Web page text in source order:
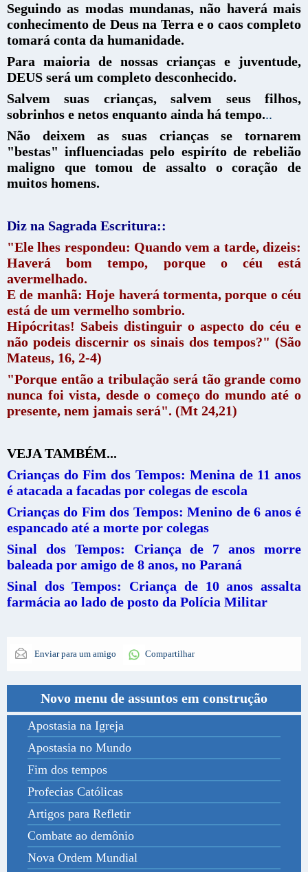
Seguindo as modas mundanas, não haverá mais
conhecimento de Deus na Terra e o caos completo
tomará conta da humanidade.
Para maioria de nossas crianças e juventude,
DEUS será um completo desconhecido.
Salvem suas crianças, salvem seus filhos,
sobrinhos e netos enquanto ainda há tempo...
Não deixem as suas crianças se tornarem
"bestas" influenciadas pelo espiríto de rebelião
maligno que tomou de assalto o coração de
muitos homens.
Diz na Sagrada Escritura::
"Ele lhes respondeu: Quando vem a tarde, dizeis:
Haverá bom tempo, porque o céu está
avermelhado.
E de manhã: Hoje haverá tormenta, porque o céu
está de um vermelho sombrio.
Hipócritas! Sabeis distinguir o aspecto do céu e
não podeis discernir os sinais dos tempos?" (São
Mateus, 16, 2-4)
"Porque então a tribulação será tão grande como
nunca foi vista, desde o começo do mundo até o
presente, nem jamais será". (Mt 24,21)
VEJA TAMBÉM...
Crianças do Fim dos Tempos: Menina de 11 anos
é atacada a facadas por colegas de escola
Crianças do Fim dos Tempos: Menino de 6 anos é
espancado até a morte por colegas
Sinal dos Tempos: Criança de 7 anos morre
baleada por amigo de 8 anos, no Paraná
Sinal dos Tempos: Criança de 10 anos assalta
farmácia ao lado de posto da Polícia Militar
Enviar para um amigo Compartilhar
Novo menu de assuntos em construção
Apostasia na Igreja
Apostasia no Mundo
Fim dos tempos
Profecias Católicas
Artigos para Refletir
Combate ao demônio
Nova Ordem Mundial